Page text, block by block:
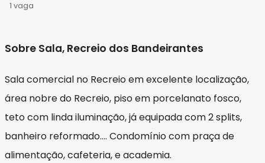
1 vaga
Sobre Sala, Recreio dos Bandeirantes
Sala comercial no Recreio em excelente localização,
área nobre do Recreio, piso em porcelanato fosco,
teto com linda iluminação, já equipada com 2 splits,
banheiro reformado.... Condomínio com praça de
alimentação, cafeteria, e academia.